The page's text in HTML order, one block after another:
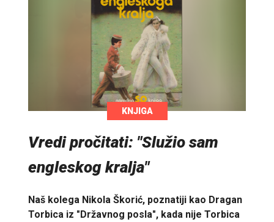
KNJIGA
Vredi pročitati: "Služio sam
engleskog kralja"
Naš kolega Nikola Škorić, poznatiji kao Dragan
Torbica iz "Državnog posla", kada nije Torbica